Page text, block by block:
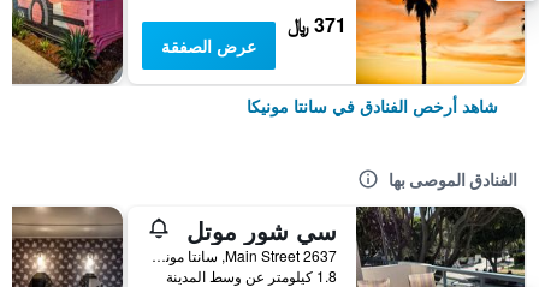
371 ﷼
عرض الصفقة
شاهد أرخص الفنادق في سانتا مونيكا
الفنادق الموصى بها
سي شور موتل
2637 Main Street, سانتا مونيكا, CA, الولايات المتحدة الأميريكية
1.8 كيلومتر عن وسط المدينة